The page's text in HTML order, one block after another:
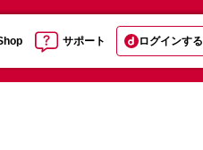
サポート ログインする